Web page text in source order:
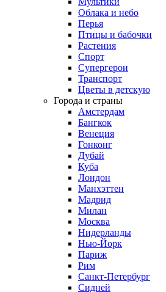
Облака и небо
Перья
Птицы и бабочки
Растения
Спорт
Супергерои
Транспорт
Цветы в детскую
Города и страны
Амстердам
Бангкок
Венеция
Гонконг
Дубай
Куба
Лондон
Манхэттен
Мадрид
Милан
Москва
Нидерланды
Нью-Йорк
Париж
Рим
Санкт-Петербург
Сидней